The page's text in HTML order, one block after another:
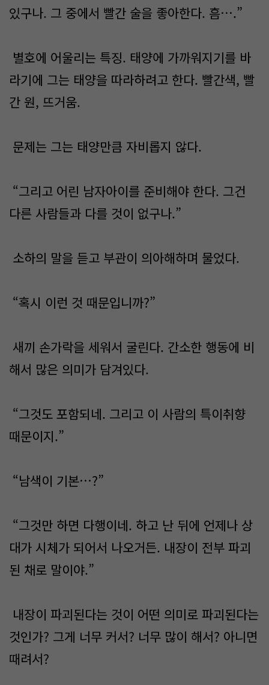
있구나. 그 중에서 빨간 술을 좋아한다. 흠….”
별호에 어울리는 특징. 태양에 가까워지기를 바
라기에 그는 태양을 따라하려고 한다. 빨간색, 빨
간 원, 뜨거움.
문제는 그는 태양만큼 자비롭지 않다.
“그리고 어린 남자아이를 준비해야 한다. 그건
다른 사람들과 다를 것이 없구나.”
소하의 말을 듣고 부관이 의아해하며 물었다.
“혹시 이런 것 때문입니까?”
새끼 손가락을 세워서 굴린다. 간소한 행동에 비
해서 많은 의미가 담겨있다.
“그것도 포함되네. 그리고 이 사람의 특이취향
때문이지.”
“남색이 기본…?”
“그것만 하면 다행이네. 하고 난 뒤에 언제나 상
대가 시체가 되어서 나오거든. 내장이 전부 파괴
된 채로 말이야.”
내장이 파괴된다는 것이 어떤 의미로 파괴된다는
것인가? 그게 너무 커서? 너무 많이 해서? 아니면
때려서?